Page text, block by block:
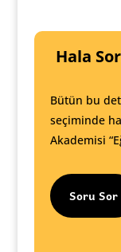
Hala
Bütün bu
seçiminde
Akademisi
Soru Sor